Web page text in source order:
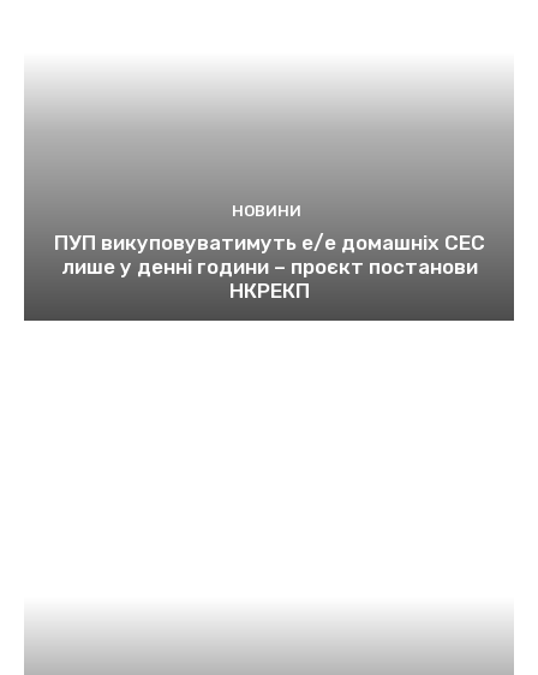
НОВИНИ
ПУП викуповуватимуть е/е домашніх СЕС
лише у денні години – проєкт постанови
НКРЕКП